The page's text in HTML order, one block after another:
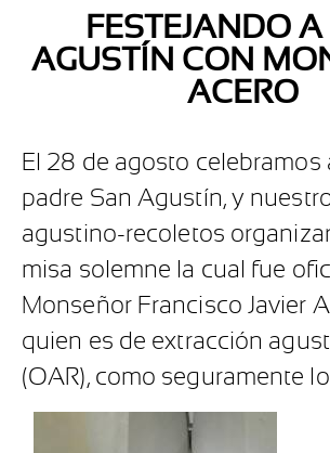
FESTEJANDO
AGUSTÍN CON
ACERO
El 28 de agosto celebramos
padre San Agustín, y
agustino-recoletos
misa solemne la cual fue
Monseñor Francisco Javier
quien es de extracción
(OAR), como seguramente